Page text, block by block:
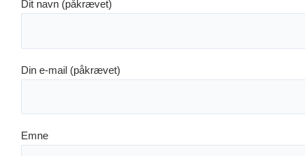
Dit navn (påkrævet)
Din e-mail (påkrævet)
Emne